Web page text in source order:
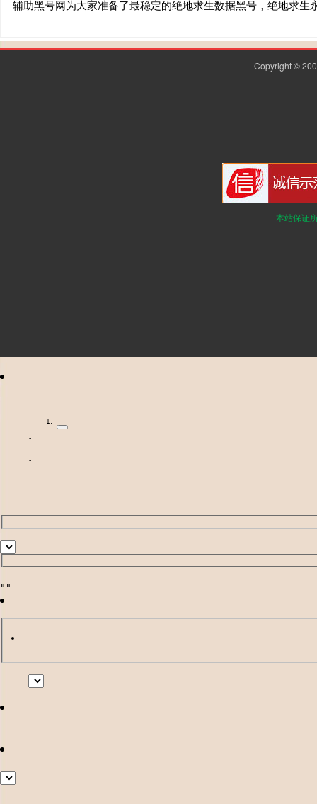
辅助黑号网为大家准备了最稳定的绝地求生数据黑号，绝地求
Copyright ©
本站保证